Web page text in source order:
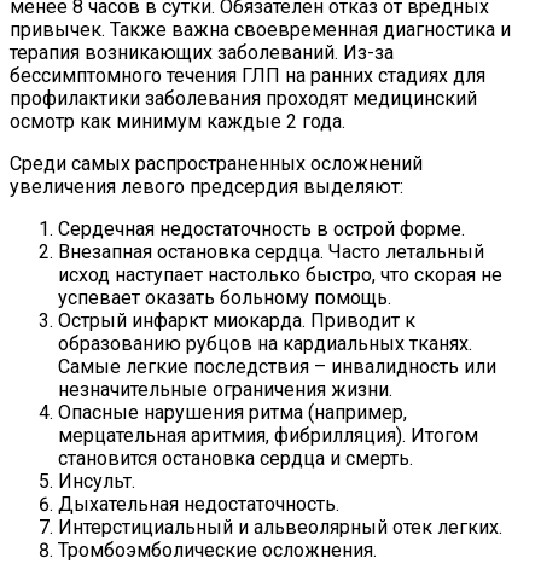
менее 8 часов в сутки. Обязателен отказ от вредных
привычек. Также важна своевременная диагностика и
терапия возникающих заболеваний. Из-за
бессимптомного течения ГЛП на ранних стадиях для
профилактики заболевания проходят медицинский
осмотр как минимум каждые 2 года.
Среди самых распространенных осложнений
увеличения левого предсердия выделяют:
Сердечная недостаточность в острой форме.
Внезапная остановка сердца. Часто летальный
исход наступает настолько быстро, что скорая не
успевает оказать больному помощь.
Острый инфаркт миокарда. Приводит к
образованию рубцов на кардиальных тканях.
Самые легкие последствия – инвалидность или
незначительные ограничения жизни.
Опасные нарушения ритма (например,
мерцательная аритмия, фибрилляция). Итогом
становится остановка сердца и смерть.
Инсульт.
Дыхательная недостаточность.
Интерстициальный и альвеолярный отек легких.
Тромбоэмболические осложнения.